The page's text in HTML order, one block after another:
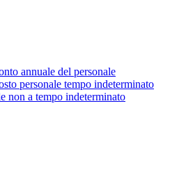
annuale del personale
personale tempo indeterminato
non a tempo indeterminato